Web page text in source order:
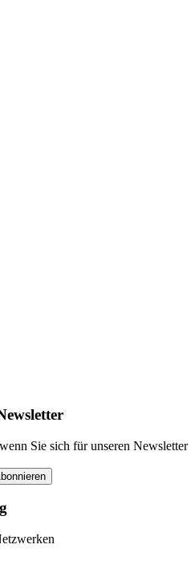
Sie sich für unseren Newsletter